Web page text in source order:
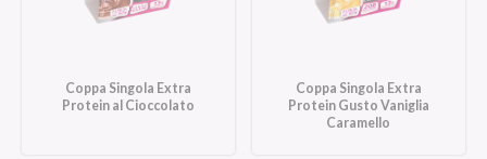
Coppa Singola Extra
Protein al Cioccolato
Coppa Singola Extra
Protein Gusto Vaniglia
Caramello